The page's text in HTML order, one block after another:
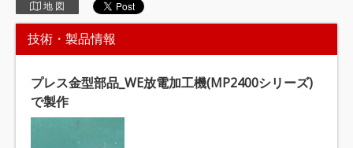
地 図
技術・製品情報
プレス金型部品_WE放電加工機(MP2400シリーズ)
で製作